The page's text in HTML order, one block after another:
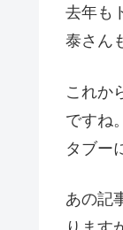
去年も
泰さん
これか
ですね
タブー
あの記